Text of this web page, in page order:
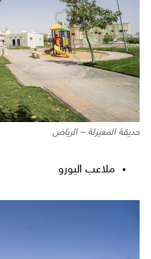
حديقة المعيزلة – الرياض
ملاعب اليورو